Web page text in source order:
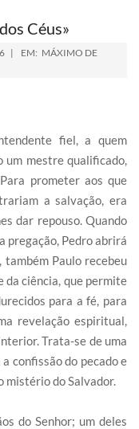
Céus»
EM: MÁXIMO DE
fiel, a quem
um mestre qualificado,
prometer aos que
a salvação, era
dar repouso. Quando
pregação, Pedro abrirá
também Paulo recebeu
da ciência, que permite
para a fé, para
revelação espiritual,
Trata-se de uma
confissão do pecado e
mistério do Salvador.
do Senhor; um deles